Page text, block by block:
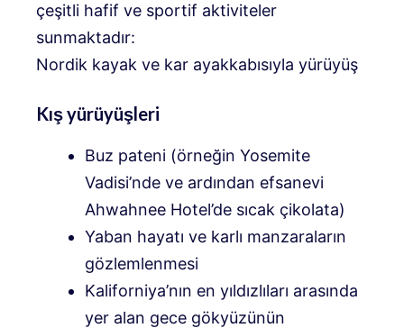
çeşitli hafif ve sportif aktiviteler
sunmaktadır:
Nordik kayak ve kar ayakkabısıyla yürüyüş
Kış yürüyüşleri
Buz pateni (örneğin Yosemite
Vadisi’nde ve ardından efsanevi
Ahwahnee Hotel’de sıcak çikolata)
Yaban hayatı ve karlı manzaraların
gözlemlenmesi
Kaliforniya’nın en yıldızlıları arasında
yer alan gece gökyüzünün